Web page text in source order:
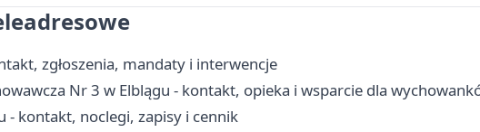
zgłoszenia, mandaty i interwencje
Nr 3 w Elblągu - kontakt, opieka i wsparcie dla
- kontakt, noclegi, zapisy i cennik